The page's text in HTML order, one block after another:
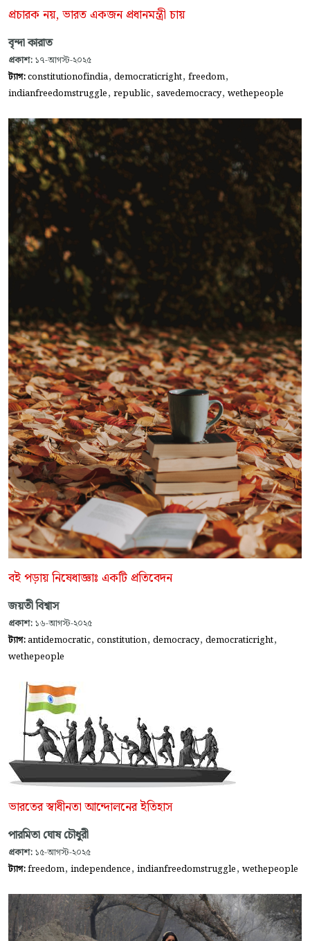
প্রচারক নয়, ভারত একজন প্রধানমন্ত্রী চায়
বৃন্দা কারাত
প্রকাশ: ১৭-আগস্ট-২০২৫
ট্যাগ:constitutionofindia, democraticright, freedom,
indianfreedomstruggle, republic, savedemocracy, wethepeople
বই পড়ায় নিষেধাজ্ঞাঃ একটি প্রতিবেদন
জয়তী বিশ্বাস
প্রকাশ: ১৬-আগস্ট-২০২৫
ট্যাগ:antidemocratic, constitution, democracy, democraticright,
wethepeople
ভারতের স্বাধীনতা আন্দোলনের ইতিহাস
পারমিতা ঘোষ চৌধুরী
প্রকাশ: ১৫-আগস্ট-২০২৫
ট্যাগ:freedom, independence, indianfreedomstruggle, wethepeople